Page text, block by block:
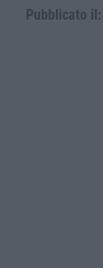
Pubblicato